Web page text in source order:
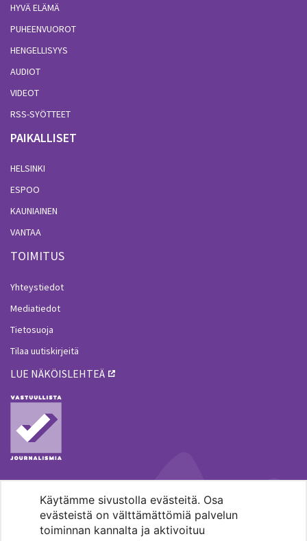
Käytämme sivustolla evästeitä. Osa
evästeistä on välttämättömiä palvelun
toiminnan kannalta ja aktivoituu
HYVÄ ELÄMÄ
PUHEENVUOROT
HENGELLISYYS
AUDIOT
VIDEOT
RSS-SYÖTTEET
PAIKALLISET
HELSINKI
ESPOO
KAUNIAINEN
VANTAA
TOIMITUS
Yhteystiedot
Mediatiedot
Tietosuoja
Tilaa uutiskirjeitä
LUE NÄKÖISLEHTEÄ
MENOHAKU